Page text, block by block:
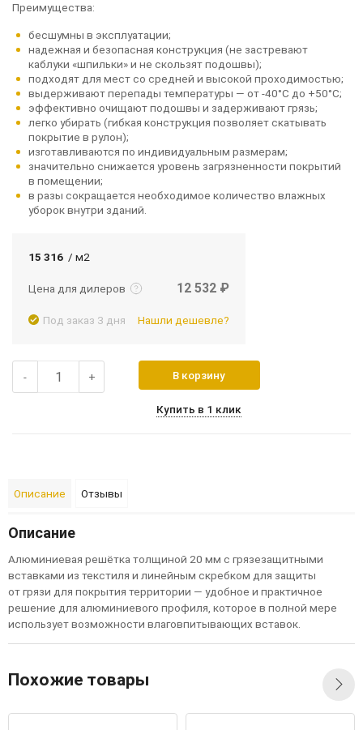
Преимущества:
бесшумны в эксплуатации;
надежная и безопасная конструкция (не застревают
каблуки «шпильки» и не скользят подошвы);
подходят для мест со средней и высокой проходимостью;
выдерживают перепады температуры — от -40°С до +50°С;
эффективно очищают подошвы и задерживают грязь;
легко убирать (гибкая конструкция позволяет скатывать
покрытие в рулон);
изготавливаются по индивидуальным размерам;
значительно снижается уровень загрязненности покрытий
в помещении;
в разы сокращается необходимое количество влажных
уборок внутри зданий.
15 316 / м2
Цена для дилеров
Подробнее
12 532 ₽
Под заказ 3 дня Нашли дешевле?
- + В корзину
Купить в 1 клик
Описание Отзывы
Описание
Алюминиевая решётка толщиной 20 мм с грязезащитными
вставками из текстиля и линейным скребком для защиты
от грязи для покрытия территории — удобное и практичное
решение для алюминиевого профиля, которое в полной мере
использует возможности влаговпитывающих вставок.
Похожие товары